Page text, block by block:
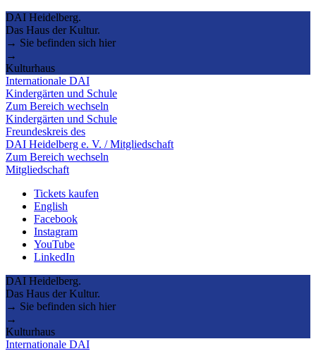
DAI Heidelberg.
Das Haus der Kultur.
→ Sie befinden sich hier
→
Kulturhaus
Internationale DAI
Kindergärten und Schule
Zum Bereich wechseln
Kindergärten und Schule
Freundeskreis des
DAI Heidelberg e. V. / Mitgliedschaft
Zum Bereich wechseln
Mitgliedschaft
Tickets kaufen
English
Facebook
Instagram
YouTube
LinkedIn
DAI Heidelberg.
Das Haus der Kultur.
→ Sie befinden sich hier
→
Kulturhaus
Internationale DAI